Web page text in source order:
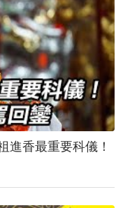
進香最重要科儀！